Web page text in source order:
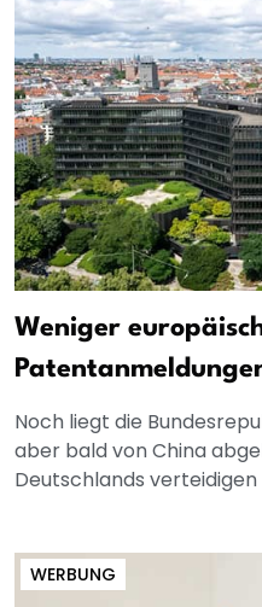
Weniger
Noch liegt die
aber bald von China
Deutschlands verteidigen
WERBUNG